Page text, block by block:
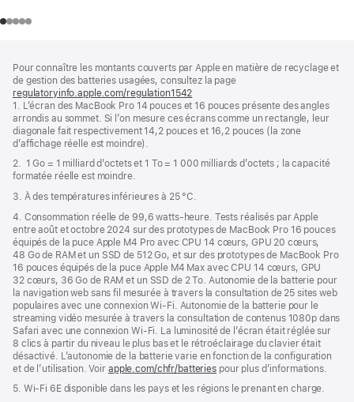
de
page
de
bas
de
page
Pour connaître les montants couverts par Apple en matière de recyclage et
de gestion des batteries usagées, consultez la page
regulatoryinfo.apple.com/regulation1542
dans
une
nouvelle
1. L’écran des MacBook Pro 14 pouces et 16 pouces présente des angles
arrondis au sommet. Si l’on mesure ces écrans comme un rectangle, leur
diagonale fait respectivement 14,2 pouces et 16,2 pouces (la zone
d’affichage réelle est moindre).
2. 1 Go = 1 milliard d’octets et 1 To = 1 000 milliards d’octets ; la capacité
formatée réelle est moindre.
3. À des températures inférieures à 25 °C.
4. Consommation réelle de 99,6 watts‑heure. Tests réalisés par Apple
entre août et octobre 2024 sur des prototypes de MacBook Pro 16 pouces
équipés de la puce Apple M4 Pro avec CPU 14 cœurs, GPU 20 cœurs,
48 Go de RAM et un SSD de 512 Go, et sur des prototypes de MacBook Pro
16 pouces équipés de la puce Apple M4 Max avec CPU 14 cœurs, GPU
32 cœurs, 36 Go de RAM et un SSD de 2 To. Autonomie de la batterie pour
la navigation web sans fil mesurée à travers la consultation de 25 sites web
populaires avec une connexion Wi-Fi. Autonomie de la batterie pour le
streaming vidéo mesurée à travers la consultation de contenus 1080p dans
Safari avec une connexion Wi-Fi. La luminosité de l’écran était réglée sur
8 clics à partir du niveau le plus bas et le rétroéclairage du clavier était
désactivé. L’autonomie de la batterie varie en fonction de la configuration
et de l’utilisation. Voir apple.com/chfr/batteries pour plus d’informations.
5. Wi-Fi 6E disponible dans les pays et les régions le prenant en charge.